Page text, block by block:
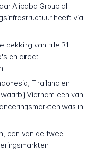
Alibaba Group al
heeft via
dekking van alle 31
en direct
Thailand en
Vietnam een van
was in
een van de twee